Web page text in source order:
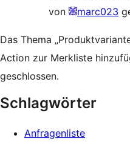
von
marc023
Das Thema
Action zur Merkliste
geschlossen.
Schlagwörter
Anfragenliste